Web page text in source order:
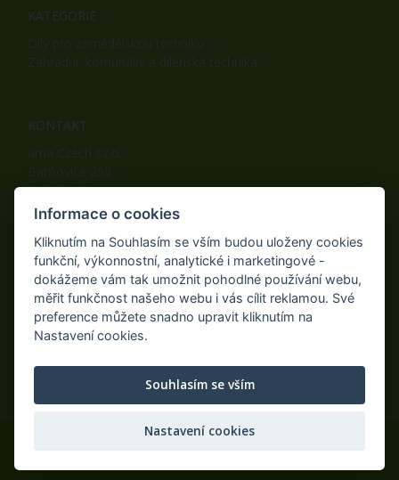
KATEGORIE
KONTAKT
542 32, Úpice
Telefon: +420 498 100 050
Fax: +420 498 100 051
E-mail:info@ama-zahrada.cz
Web:www.ama-zahrada.cz
NAJDETE NÁS TAKÉ NA:
Informace o cookies
Kliknutím na Souhlasím se vším budou uloženy cookies
funkční, výkonnostní, analytické i marketingové -
dokážeme vám tak umožnit pohodlné používání webu,
měřit funkčnost našeho webu i vás cílit reklamou. Své
preference můžete snadno upravit kliknutím na
Nastavení cookies.
Souhlasím se vším
Nastavení cookies